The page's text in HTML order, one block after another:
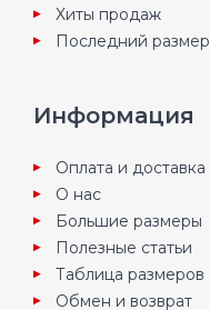
Хиты продаж
Последний размер
Информация
Оплата и доставка
О нас
Большие размеры
Полезные статьи
Таблица размеров
Обмен и возврат